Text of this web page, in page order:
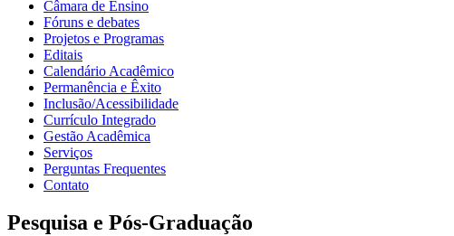
Câmara de Ensino
Fóruns e debates
Projetos e Programas
Editais
Calendário Acadêmico
Permanência e Êxito
Inclusão/Acessibilidade
Currículo Integrado
Gestão Acadêmica
Serviços
Perguntas Frequentes
Contato
Pesquisa e Pós-Graduação